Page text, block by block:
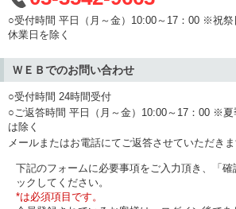
○受付時間 平日（月～金）10:00～17：00 ※祝
休業日を除く
ＷＥＢでのお問い合わせ
○受付時間 24時間受付
○ご返答時間 平日（月～金）10:00～17：00 ※夏
は除く
メールまたはお電話にてご返答させていただきま
下記のフォームに必要事項をご入力頂き、「確
ックしてください。
*は必須項目です。